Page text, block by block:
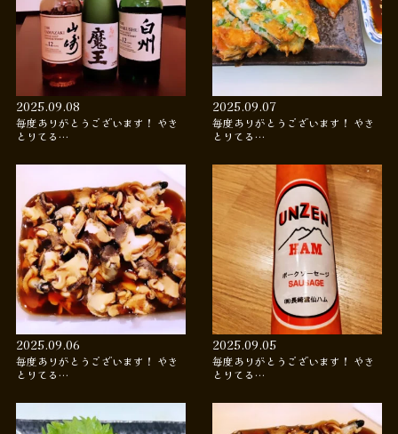
2025.09.08
毎度ありがとうございます！ やき
とりてる…
2025.09.07
毎度ありがとうございます！ やき
とりてる…
2025.09.06
毎度ありがとうございます！ やき
とりてる…
2025.09.05
毎度ありがとうございます！ やき
とりてる…